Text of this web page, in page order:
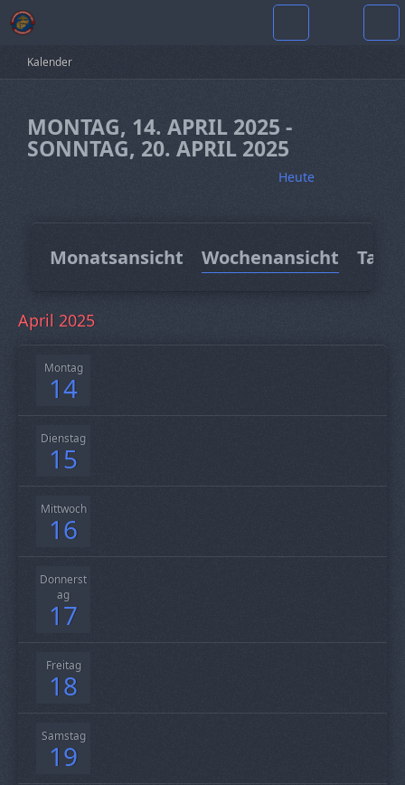
Kalender
MONTAG, 14. APRIL 2025 -
SONNTAG, 20. APRIL 2025
Heute
Monatsansicht Wochenansicht
April 2025
Montag
14
Dienstag
15
Mittwoch
16
Donnerst
ag
17
Freitag
18
Samstag
19